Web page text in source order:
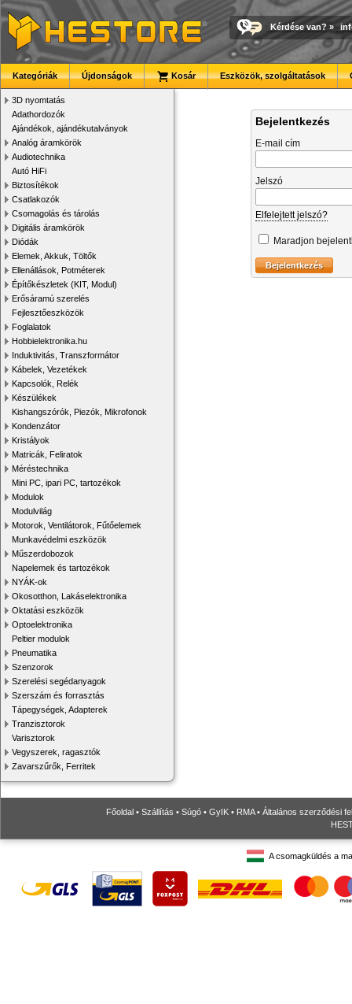
Kérdése van? »
Kategóriák Újdonságok Kosár Eszközök, szolgáltatások
3D nyomtatás
Adathordozók
Ajándékok, ajándékutalványok
Analóg áramkörök
Audiotechnika
Autó HiFi
Biztosítékok
Csatlakozók
Csomagolás és tárolás
Digitális áramkörök
Diódák
Elemek, Akkuk, Töltők
Ellenállások, Potméterek
Építőkészletek (KIT, Modul)
Erősáramú szerelés
Fejlesztőeszközök
Foglalatok
Hobbielektronika.hu
Induktivitás, Transzformátor
Kábelek, Vezetékek
Kapcsolók, Relék
Készülékek
Kishangszórók, Piezók, Mikrofonok
Kondenzátor
Kristályok
Matricák, Feliratok
Méréstechnika
Mini PC, ipari PC, tartozékok
Modulok
Modulvilág
Motorok, Ventilátorok, Fűtőelemek
Munkavédelmi eszközök
Műszerdobozok
Napelemek és tartozékok
NYÁK-ok
Okosotthon, Lakáselektronika
Oktatási eszközök
Optoelektronika
Peltier modulok
Pneumatika
Szenzorok
Szerelési segédanyagok
Szerszám és forrasztás
Tápegységek, Adapterek
Tranzisztorok
Varisztorok
Vegyszerek, ragasztók
Zavarszűrők, Ferritek
Bejelentkezés
E-mail cím
Jelszó
Elfelejtett jelszó?
Maradjon
Főoldal • Szállítás • Súgó • GyIK • RMA• Általános szerződési
A csomagküldés a